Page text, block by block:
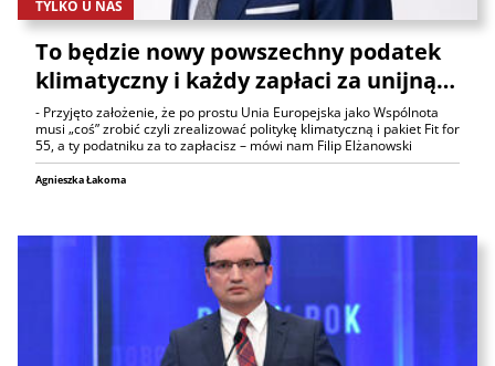
TYLKO U NAS
To będzie nowy powszechny podatek
klimatyczny i każdy zapłaci za unijną…
- Przyjęto założenie, że po prostu Unia Europejska jako Wspólnota
musi „coś” zrobić czyli zrealizować politykę klimatyczną i pakiet Fit for
55, a ty podatniku za to zapłacisz – mówi nam Filip Elżanowski
Agnieszka Łakoma